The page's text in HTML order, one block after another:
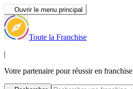
Ouvrir le menu principal
Toute la Franchise
|
Votre partenaire pour réussir en franchise